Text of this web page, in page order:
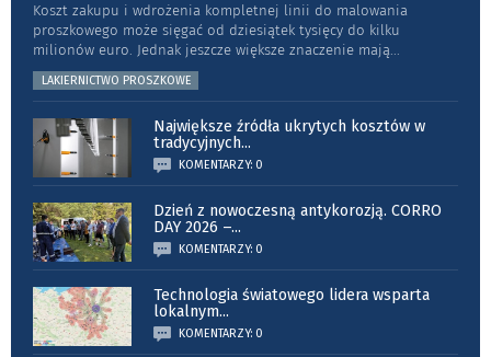
Koszt zakupu i wdrożenia kompletnej linii do malowania
proszkowego może sięgać od dziesiątek tysięcy do kilku
milionów euro. Jednak jeszcze większe znaczenie mają
LAKIERNICTWO PROSZKOWE
Największe źródła ukrytych kosztów w
tradycyjnych...
KOMENTARZY: 0
Dzień z nowoczesną antykorozją. CORRO
DAY 2026 –...
KOMENTARZY: 0
Technologia światowego lidera wsparta
lokalnym...
KOMENTARZY: 0